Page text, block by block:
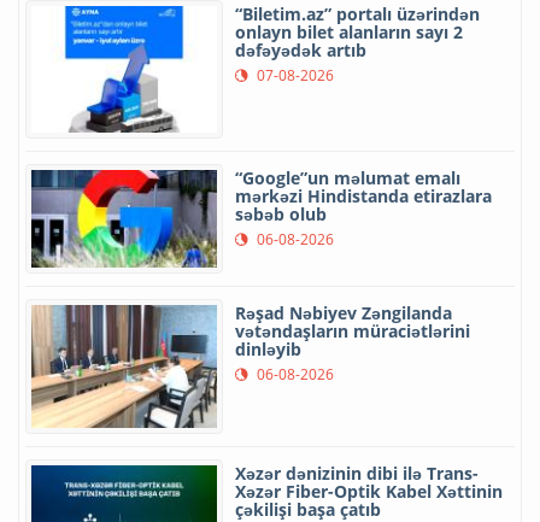
“Biletim.az” portalı üzərindən
onlayn bilet alanların sayı 2
dəfəyədək artıb
07-08-2026
“Google”un məlumat emalı
mərkəzi Hindistanda etirazlara
səbəb olub
06-08-2026
Rəşad Nəbiyev Zəngilanda
vətəndaşların müraciətlərini
dinləyib
06-08-2026
Xəzər dənizinin dibi ilə Trans-
Xəzər Fiber-Optik Kabel Xəttinin
çəkilişi başa çatıb